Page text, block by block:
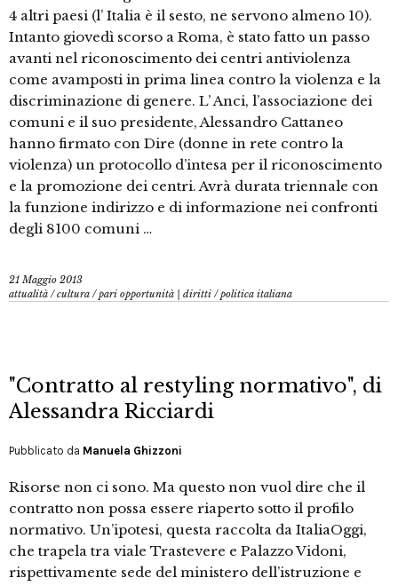
4 altri paesi (l’ Italia è il sesto, ne servono almeno 10).
Intanto giovedì scorso a Roma, è stato fatto un passo
avanti nel riconoscimento dei centri antiviolenza
come avamposti in prima linea contro la violenza e la
discriminazione di genere. L’ Anci, l’associazione dei
comuni e il suo presidente, Alessandro Cattaneo
hanno firmato con Dire (donne in rete contro la
violenza) un protocollo d’intesa per il riconoscimento
e la promozione dei centri. Avrà durata triennale con
la funzione indirizzo e di informazione nei confronti
degli 8100 comuni …
21 Maggio 2013
attualità /cultura /pari opportunità | diritti /politica italiana
"Contratto al restyling normativo", di
Alessandra Ricciardi
Pubblicato da Manuela Ghizzoni
Risorse non ci sono. Ma questo non vuol dire che il
contratto non possa essere riaperto sotto il profilo
normativo. Un’ipotesi, questa raccolta da ItaliaOggi,
che trapela tra viale Trastevere e Palazzo Vidoni,
rispettivamente sede del ministero dell’istruzione e